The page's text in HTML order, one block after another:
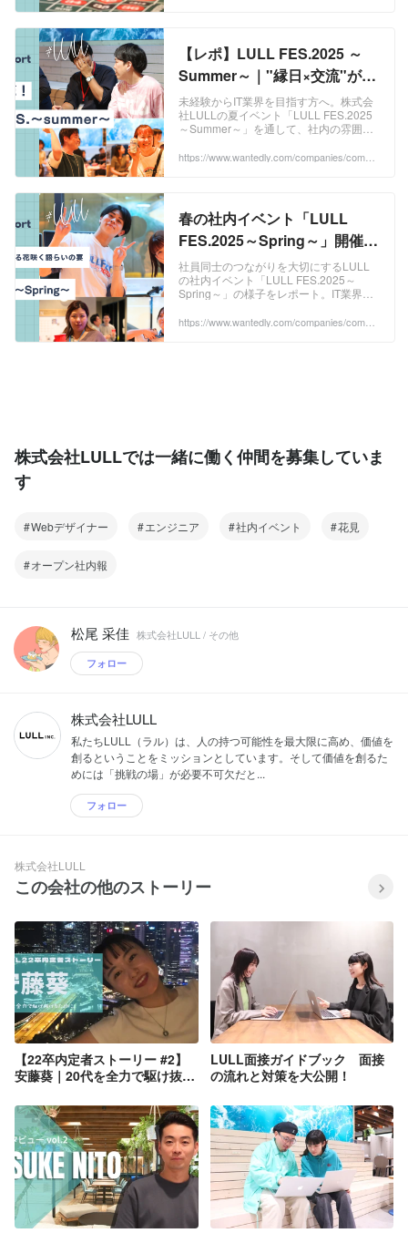
【レポ】LULL FES.2025 ～
Summer～｜"縁日×交流"が教
えてくれた職場の魅力 | イベン
ト
未経験からIT業界を目指す方へ。株式会
社LULLの夏イベント「LULL FES.2025
～Summer～」を通して、社内の雰囲気
介。社員同士のつながりを大切...
https://www.wantedly.com/companies/compa
春の社内イベント「LULL
FES.2025～Spring～」開催レ
ポート｜社員同士がつなが
る"花咲く語らいの宴"🌸 | イベ
ント
社員同士のつながりを大切にするLULL
の社内イベント「LULL FES.2025～
Spring～」の様子をレポート。IT業界未
じてください！2025年4月18...
https://www.wantedly.com/companies/compa
株式会社LULLでは一緒に働く仲間を募集していま
す
Webデザイナー エンジニア 社内イベント 花見
オープン社内報
松尾 采佳 株式会社LULL / その他
フォロー
株式会社LULL
私たちLULL（ラル）は、人の持つ可能性を最大限に高め、価値を
創るということをミッションとしています。そして価値を創るた
めには「挑戦の場」が必要不可欠だと...
フォロー
株式会社LULL
この会社の他のストーリー
【22卒内定者ストーリー #2】
安藤葵｜20代を全力で駆け抜け
LULL面接ガイドブック 面接
の流れと対策を大公開！